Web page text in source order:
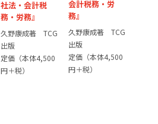
社法・会計税
務・労務』
久野康成著 TCG
出版
定価（本体4,500
円＋税）
会計税務・労
務』
久野康成著 TCG
出版
定価（本体4,500
円＋税）